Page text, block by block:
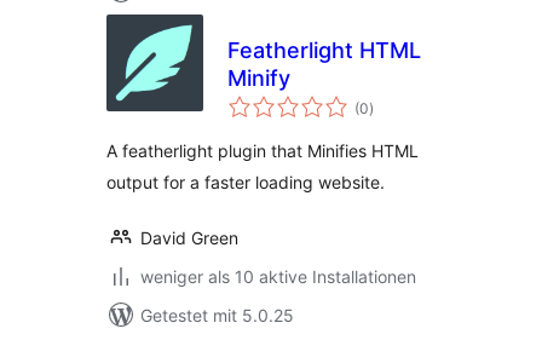
Featherlight HTML
Minify
(0Bewertungen
insgesamt
)
A featherlight plugin that Minifies HTML
output for a faster loading website.
David Green
weniger als 10 aktive Installationen
Getestet mit 5.0.25